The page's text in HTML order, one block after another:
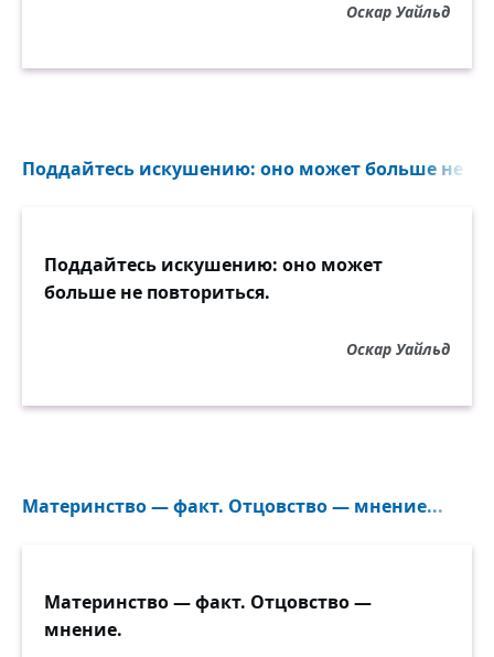
Оскар Уайльд
Поддайтесь искушению: оно может больше не
Поддайтесь искушению: оно может
больше не повториться.
Оскар Уайльд
Материнство — факт. Отцовство — мнение...
Материнство — факт. Отцовство —
мнение.